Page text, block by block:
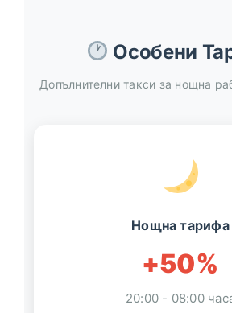
Особени
Допълнителни такси за нощна
Нощна тарифа
+50%
20:00 - 08:00